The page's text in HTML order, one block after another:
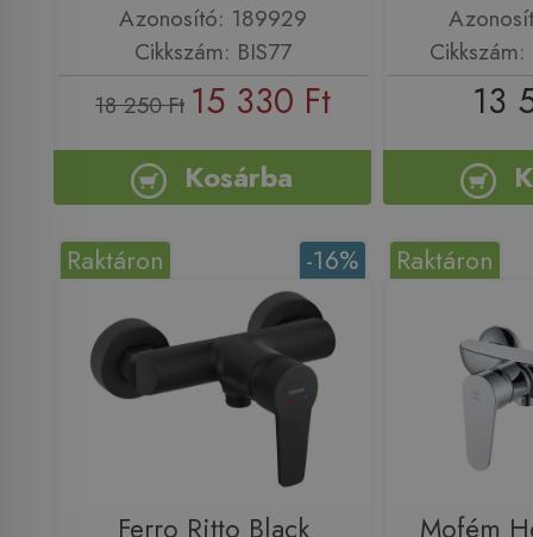
Azonosító: 189929
Cikkszám: BIS77
18 250 Ft 15 330 Ft
Kosárba
13
-16%
Raktáron
Ferro Ritto Black
Raktáron
Mofém